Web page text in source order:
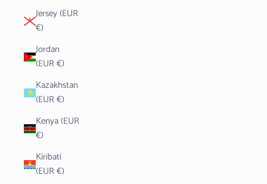
Jersey (EUR
€)
Jordan
(EUR €)
Kazakhstan
(EUR €)
Kenya (EUR
€)
Kiribati
(EUR €)